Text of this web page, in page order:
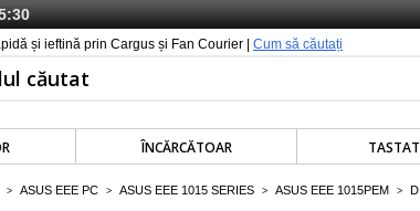
și ieftină prin Cargus și Fan Courier | Cum să căutați
ÎNCĂRCĂTOAR
> ASUS EEE PC > ASUS EEE 1015 SERIES > ASUS EEE 1015PEM >